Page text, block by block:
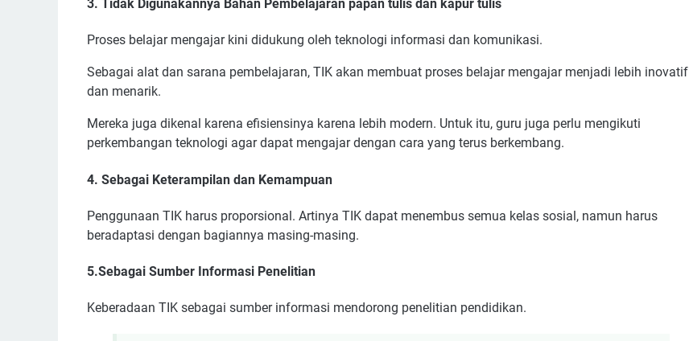
3. Tidak Digunakannya Bahan Pembelajaran papan tulis dan kapur tulis
Proses belajar mengajar kini didukung oleh teknologi informasi dan komunikasi.
Sebagai alat dan sarana pembelajaran, TIK akan membuat proses belajar mengajar menjadi lebih inovatif
dan menarik.
Mereka juga dikenal karena efisiensinya karena lebih modern. Untuk itu, guru juga perlu mengikuti
perkembangan teknologi agar dapat mengajar dengan cara yang terus berkembang.
4. Sebagai Keterampilan dan Kemampuan
Penggunaan TIK harus proporsional. Artinya TIK dapat menembus semua kelas sosial, namun harus
beradaptasi dengan bagiannya masing-masing.
5.Sebagai Sumber Informasi Penelitian
Keberadaan TIK sebagai sumber informasi mendorong penelitian pendidikan.